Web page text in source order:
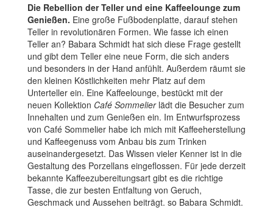
Die Rebellion der Teller und eine Kaffeelounge zum
Genießen. Eine große Fußbodenplatte, darauf stehen
Teller in revolutionären Formen. Wie fasse ich einen
Teller an? Babara Schmidt hat sich diese Frage gestellt
und gibt dem Teller eine neue Form, die sich anders
und besonders in der Hand anfühlt. Außerdem räumt sie
den kleinen Köstlichkeiten mehr Platz auf dem
Unterteller ein. Eine Kaffeelounge, bestückt mit der
neuen Kollektion Café Sommelier lädt die Besucher zum
Innehalten und zum Genießen ein. Im Entwurfsprozess
von Café Sommelier habe ich mich mit Kaffeeherstellung
und Kaffeegenuss vom Anbau bis zum Trinken
auseinandergesetzt. Das Wissen vieler Kenner ist in die
Gestaltung des Porzellans eingeflossen. Für jede derzeit
bekannte Kaffeezubereitungsart gibt es die richtige
Tasse, die zur besten Entfaltung von Geruch,
Geschmack und Aussehen beiträgt. so Babara Schmidt.